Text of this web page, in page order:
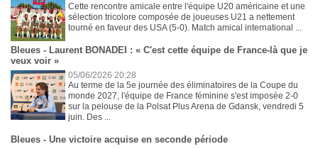
Cette rencontre amicale entre l'équipe U20 américaine et une
sélection tricolore composée de joueuses U21 a nettement
tourné en faveur des USA (5-0). Match amical international ...
Bleues - Laurent BONADEI : « C'est cette équipe de France-là que je
veux voir »
05/06/2026 20:28
Au terme de la 5e journée des éliminatoires de la Coupe du
monde 2027, l'équipe de France féminine s'est imposée 2-0
sur la pelouse de la Polsat Plus Arena de Gdansk, vendredi 5
juin. Des ...
Bleues - Une victoire acquise en seconde période